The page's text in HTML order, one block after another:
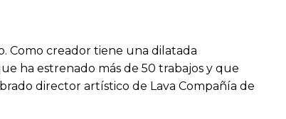
Como creador tiene una dilatada
ha estrenado más de 50 trabajos y que
director artístico de Lava Compañía de